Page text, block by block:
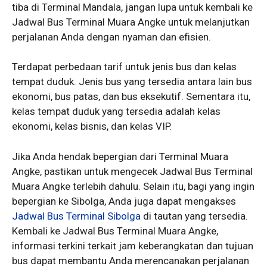
tiba di Terminal Mandala, jangan lupa untuk kembali ke
Jadwal Bus Terminal Muara Angke untuk melanjutkan
perjalanan Anda dengan nyaman dan efisien.
Terdapat perbedaan tarif untuk jenis bus dan kelas
tempat duduk. Jenis bus yang tersedia antara lain bus
ekonomi, bus patas, dan bus eksekutif. Sementara itu,
kelas tempat duduk yang tersedia adalah kelas
ekonomi, kelas bisnis, dan kelas VIP.
Jika Anda hendak bepergian dari Terminal Muara
Angke, pastikan untuk mengecek Jadwal Bus Terminal
Muara Angke terlebih dahulu. Selain itu, bagi yang ingin
bepergian ke Sibolga, Anda juga dapat mengakses
Jadwal Bus Terminal Sibolga di tautan yang tersedia.
Kembali ke Jadwal Bus Terminal Muara Angke,
informasi terkini terkait jam keberangkatan dan tujuan
bus dapat membantu Anda merencanakan perjalanan